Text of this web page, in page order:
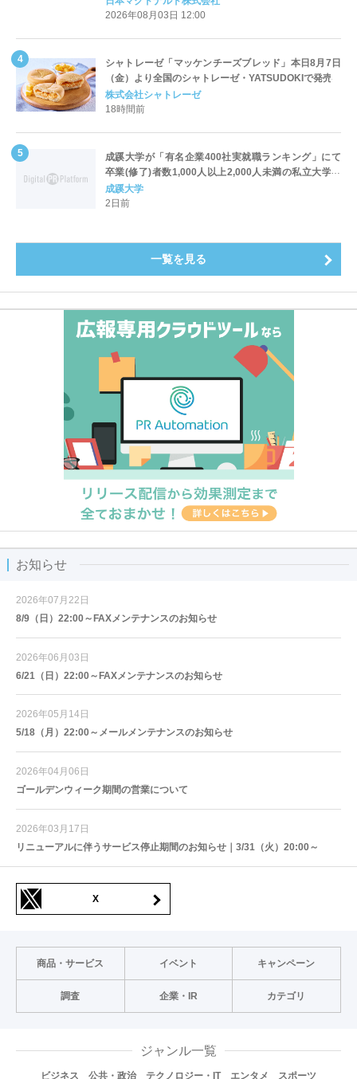
2026年08月03日 12:00
シャトレーゼ「マッケンチーズブレッド」本日8月7日
（金）より全国のシャトレーゼ・YATSUDOKIで発売
株式会社シャトレーゼ
18時間前
成蹊大学が「有名企業400社実就職ランキング」にて
卒業(修了)者数1,000人以上2,000人未満の私立大学で
全国第1位を獲得！～実就職率は26.5%（前年比＋
4.3pt）に伸長、東京の私立大学でも10位にランクイン
成蹊大学
2日前
一覧を見る
お知らせ
2026年07月22日
8/9（日）22:00～FAXメンテナンスのお知らせ
2026年06月03日
6/21（日）22:00～FAXメンテナンスのお知らせ
2026年05月14日
5/18（月）22:00～メールメンテナンスのお知らせ
2026年04月06日
ゴールデンウィーク期間の営業について
2026年03月17日
リニューアルに伴うサービス停止期間のお知らせ｜3/31（火）20:00～
X
商品・サービス イベント キャンペーン
調査 企業・IR カテゴリ
ジャンル一覧
ビジネス 公共・政治 テクノロジー・IT エンタメ スポーツ